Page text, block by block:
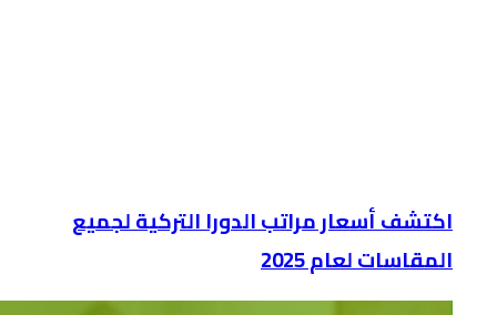
اكتشف أسعار مراتب الدورا التركية لجميع
المقاسات لعام 2025